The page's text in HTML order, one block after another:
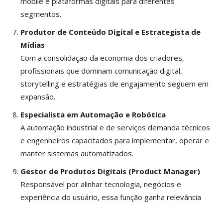
segmentos.
Produtor de Conteúdo Digital e Estrategista de
Mídias
Com a consolidação da economia dos criadores,
profissionais que dominam comunicação digital,
storytelling e estratégias de engajamento seguem em
expansão.
Especialista em Automação e Robótica
A automação industrial e de serviços demanda técnicos
e engenheiros capacitados para implementar, operar e
manter sistemas automatizados.
Gestor de Produtos Digitais (Product Manager)
Responsável por alinhar tecnologia, negócios e
experiência do usuário, essa função ganha relevância